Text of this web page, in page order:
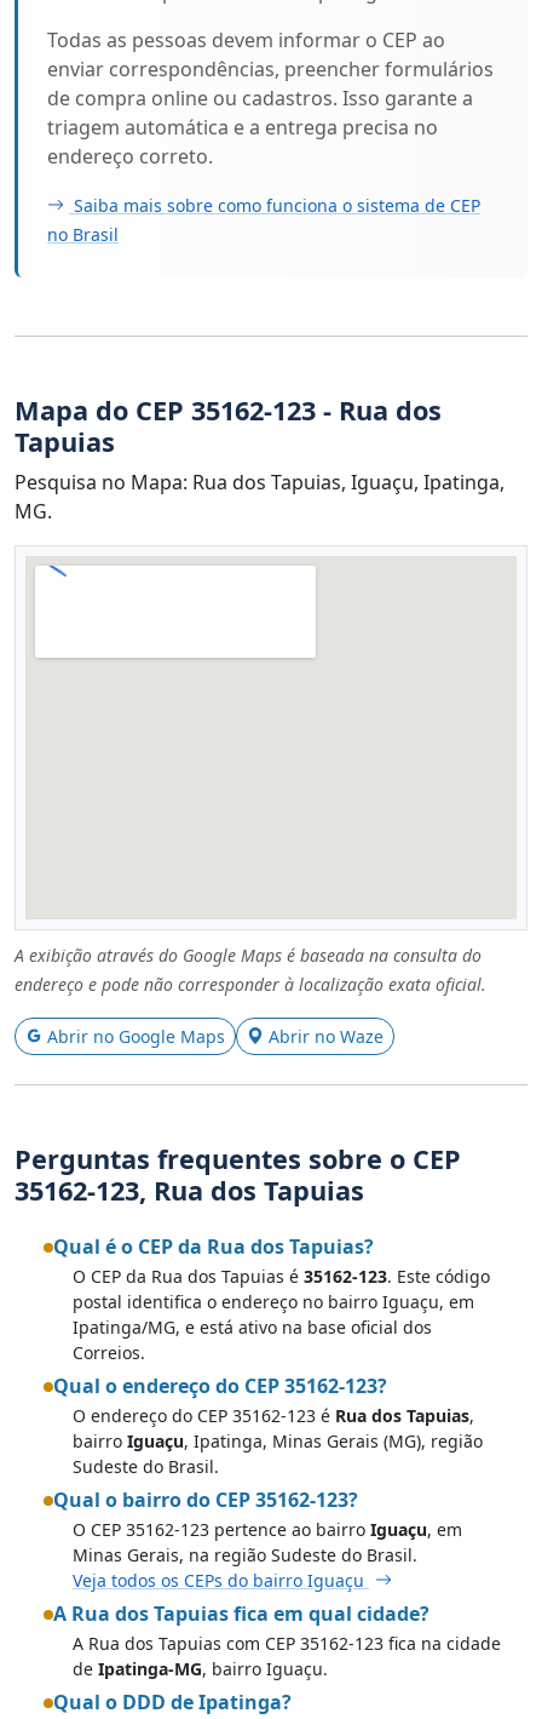
Todas as pessoas devem informar o CEP ao
enviar correspondências, preencher formulários
de compra online ou cadastros. Isso garante a
triagem automática e a entrega precisa no
endereço correto.
Saiba mais sobre como funciona o sistema de CEP
no Brasil
Mapa do CEP 35162-123 - Rua dos
Tapuias
Pesquisa no Mapa: Rua dos Tapuias, Iguaçu, Ipatinga,
MG.
A exibição através do Google Maps é baseada na consulta do
endereço e pode não corresponder à localização exata oficial.
Abrir no Google Maps Abrir no Waze
Perguntas frequentes sobre o CEP
35162-123, Rua dos Tapuias
Qual é o CEP da Rua dos Tapuias?
O CEP da Rua dos Tapuias é 35162-123. Este código
postal identifica o endereço no bairro Iguaçu, em
Ipatinga/MG, e está ativo na base oficial dos
Correios.
Qual o endereço do CEP 35162-123?
O endereço do CEP 35162-123 é Rua dos Tapuias,
bairro Iguaçu, Ipatinga, Minas Gerais (MG), região
Sudeste do Brasil.
Qual o bairro do CEP 35162-123?
O CEP 35162-123 pertence ao bairro Iguaçu, em
Minas Gerais, na região Sudeste do Brasil.
Veja todos os CEPs do bairro Iguaçu
A Rua dos Tapuias fica em qual cidade?
A Rua dos Tapuias com CEP 35162-123 fica na cidade
de Ipatinga-MG, bairro Iguaçu.
Qual o DDD de Ipatinga?